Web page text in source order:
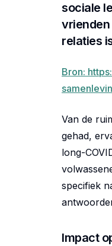
sociale
vrienden
relaties
Bron:
Van de
gehad,
long-
specifiek
Impact